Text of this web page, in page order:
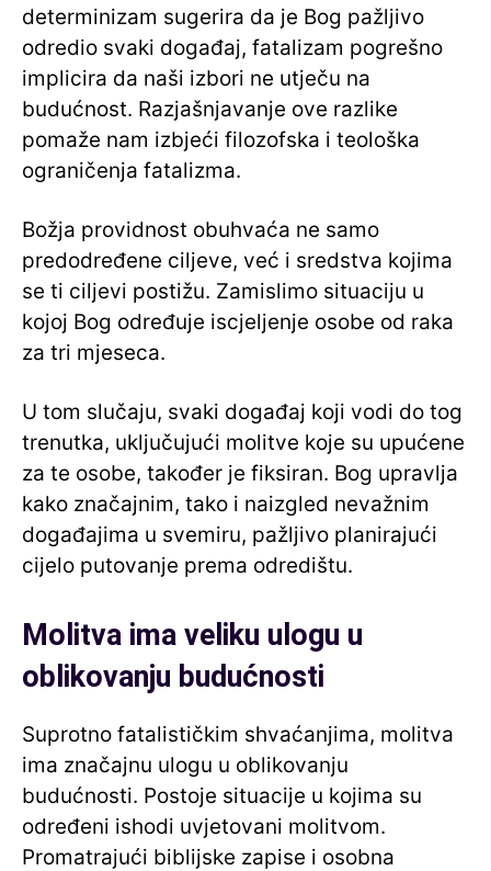
determinizam sugerira da je Bog pažljivo
odredio svaki događaj, fatalizam pogrešno
implicira da naši izbori ne utječu na
budućnost. Razjašnjavanje ove razlike
pomaže nam izbjeći filozofska i teološka
ograničenja fatalizma.
Božja providnost obuhvaća ne samo
predodređene ciljeve, već i sredstva kojima
se ti ciljevi postižu. Zamislimo situaciju u
kojoj Bog određuje iscjeljenje osobe od raka
za tri mjeseca.
U tom slučaju, svaki događaj koji vodi do tog
trenutka, uključujući molitve koje su upućene
za te osobe, također je fiksiran. Bog upravlja
kako značajnim, tako i naizgled nevažnim
događajima u svemiru, pažljivo planirajući
cijelo putovanje prema odredištu.
Molitva ima veliku ulogu u
oblikovanju budućnosti
Suprotno fatalističkim shvaćanjima, molitva
ima značajnu ulogu u oblikovanju
budućnosti. Postoje situacije u kojima su
određeni ishodi uvjetovani molitvom.
Promatrajući biblijske zapise i osobna